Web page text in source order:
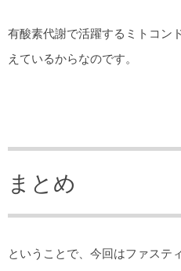
有酸素代謝で活躍するミトコン
えているからなのです。
まとめ
ということで、今回はファステ